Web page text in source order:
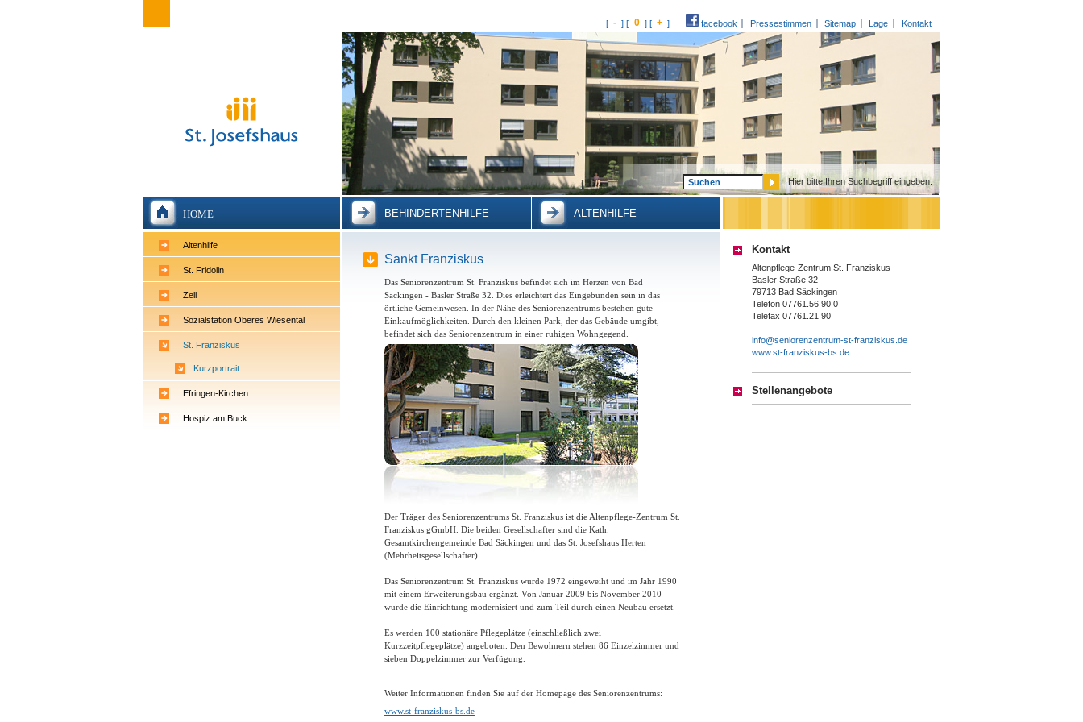
[ - ] [ 0 ] [ + ] facebook Pressestimmen Sitemap Lage Kontakt
Hier bitte Ihren Suchbegriff eingeben.
HOME
Altenhilfe
St. Fridolin
Zell
Sozialstation Oberes Wiesental
St. Franziskus
Efringen-Kirchen
Hospiz am Buck
Kurzportrait
BEHINDERTENHILFE ALTENHILFE
Sankt Franziskus
Das Seniorenzentrum St. Franziskus befindet sich im Herzen von Bad
Säckingen - Basler Straße 32. Dies erleichtert das Eingebunden sein in das
örtliche Gemeinwesen. In der Nähe des Seniorenzentrums bestehen gute
Einkaufmöglichkeiten. Durch den kleinen Park, der das Gebäude umgibt,
befindet sich das Seniorenzentrum in einer ruhigen Wohngegend.
Der Träger des Seniorenzentrums St. Franziskus ist die Altenpflege-Zentrum St.
Franziskus gGmbH. Die beiden Gesellschafter sind die Kath.
Gesamtkirchengemeinde Bad Säckingen und das St. Josefshaus Herten
(Mehrheitsgesellschafter).
Das Seniorenzentrum St. Franziskus wurde 1972 eingeweiht und im Jahr 1990
mit einem Erweiterungsbau ergänzt. Von Januar 2009 bis November 2010
wurde die Einrichtung modernisiert und zum Teil durch einen Neubau ersetzt.
Es werden 100 stationäre Pflegeplätze (einschließlich zwei
Kurzzeitpflegeplätze) angeboten. Den Bewohnern stehen 86 Einzelzimmer und
sieben Doppelzimmer zur Verfügung.
Weiter Informationen finden Sie auf der Homepage des Seniorenzentrums:
www.st-franziskus-bs.de
Kontakt
Altenpflege-Zentrum St. Franziskus
Basler Straße 32
79713 Bad Säckingen
Telefon 07761.56 90 0
Telefax 07761.21 90
info@seniorenzentrum-st-franziskus.de
www.st-franziskus-bs.de
Stellenangebote